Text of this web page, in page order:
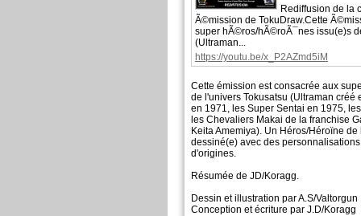
Rediffusion de la
Ã©mission de TokuDraw.Cette
super hÃ©ros/hÃ©roÃ¯nes issu(e)s
(Ultraman...
https://youtu.be/x_P2AZmd5iM
Cette émission est consacrée aux
de l'univers Tokusatsu (Ultraman créé
en 1971, les Super Sentai en 1975,
les Chevaliers Makai de la franchise
Keita Amemiya). Un Héros/Héroïne
dessiné(e) avec des
d'origines.
Résumée de JD/Koragg.
Dessin et illustration par A.S/Valtorgun
Conception et écriture par J.D/Koragg